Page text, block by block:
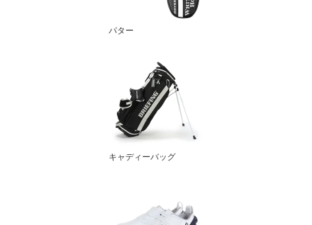
パター
キャディーバッグ